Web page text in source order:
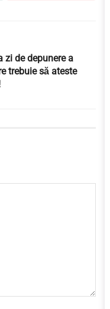
zi de depunere a
trebuie să ateste